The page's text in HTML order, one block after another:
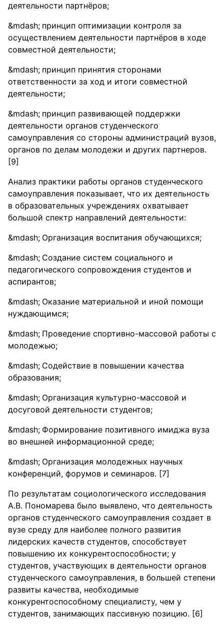
деятельности партнёров;
принцип оптимизации контроля за
осуществлением деятельности партнёров в ходе
совместной деятельности;
принцип принятия сторонами
ответственности за ход и итоги совместной
деятельности;
принцип развивающей поддержки
деятельности органов студенческого
самоуправления со стороны администраций вузов,
органов по делам молодежи и других партнеров.
[9]
Анализ практики работы органов студенческого
самоуправления показывает, что их деятельность
в образовательных учреждениях охватывает
большой спектр направлений деятельности:
Организация воспитания обучающихся;
Создание систем социального и
педагогического сопровождения студентов и
аспирантов;
Оказание материальной и иной помощи
нуждающимся;
Проведение спортивно-массовой работы с
молодежью;
Содействие в повышении качества
образования;
Организация культурно-массовой и
досуговой деятельности студентов;
Формирование позитивного имиджа вуза
во внешней информационной среде;
Организация молодежных научных
конференций, форумов и семинаров. [7]
По результатам социологического исследования
А.В. Пономарева было выявлено, что деятельность
органов студенческого самоуправления создает в
вузе среду для наиболее полного развития
лидерских качеств студентов, способствует
повышению их конкурентоспособности; у
студентов, участвующих в деятельности органов
студенческого самоуправления, в большей степени
развиты качества, необходимые
конкурентоспособному специалисту, чем у
студентов, занимающих пассивную позицию. [6]